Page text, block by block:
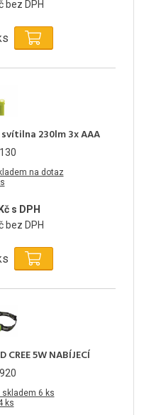
bez DPH
svítilna 230lm 3x AAA
na dotaz
s DPH
bez DPH
CREE 5W NABÍJECÍ
skladem 6 ks
ks